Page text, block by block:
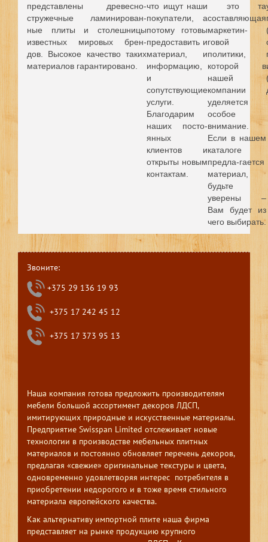
представлены древесно-
стружечные ламинирован-
ные плиты и столешницы
известных мировых брен-
дов. Высокое качество таких
материалов гарантировано.
что ищут наши
покупатели, а
потому готовы
предоставить и
материал, и
информацию,
и
сопутствующие
услуги.
Благодарим
наших посто-
янных
клиентов и
открыты новым
контактам.
это та
составляющая
маркетин-
говой
политики,
которой в
нашей
компании
уделяется
особое
внимание.
Если в нашем
каталоге
предла-гается
материал,
будьте
уверены –
Вам будет из
чего выбирать.
Звоните:
+375 29 136 19 93
+375 17 242 45 12
+375 17 373 95 13
Наша компания готова предложить производителям
мебели большой ассортимент декоров ЛДСП,
имитирующих природные и искусственные материалы.
Предприятие Swisspan Limited отслеживает новые
технологии в производстве мебельных плитных
материалов и постоянно обновляет перечень декоров,
предлагая «свежие» оригинальные текстуры и цвета,
одновременно удовлетворяя интерес потребителя в
приобретении недорогого и в тоже время стильного
материала европейского качества.
Как альтернативу импортной плите наша фирма
представляет на рынке продукцию крупного